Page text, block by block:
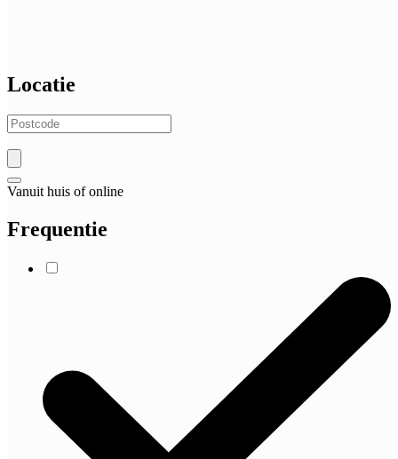
Locatie
Vanuit huis of online
Frequentie